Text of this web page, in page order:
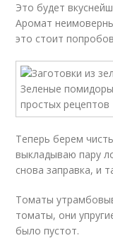
Это будет
Аромат
это стоит
Теперь берем
выкладываю пару
снова заправка, и
Томаты
томаты, они
было пустот.